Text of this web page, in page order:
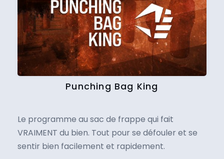
Punching Bag King
Le programme au sac de frappe qui fait
VRAIMENT du bien. Tout pour se défouler et se
sentir bien facilement et rapidement.